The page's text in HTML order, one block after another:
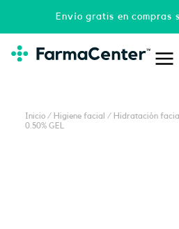
Envío gratis en compras
Inicio / Higiene facial / Hidratación facial
0.50% GEL